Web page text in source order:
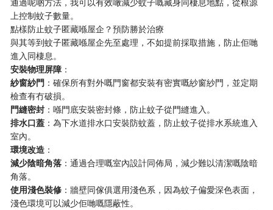
上控制蚊子數量。
點樣防止蚊子匿藏喺屋企？預防勝於治療
與其等到蚊子匿藏喺屋企先至處理，不如提前採取措施，防止佢哋
進入同棲息。
​安裝物理屏障​ ​：
​紗窗紗門​ ​：確保所有對外嘅門窗都安裝有密實嘅紗窗紗門，並定期
檢查有冇破損。
​門縫密封​ ​：喺門底安裝密封條，防止蚊子從門縫進入。
​排水口蓋​ ​：為下水道排水口安裝防蚊蓋，防止蚊子從排水系統進入
室內。
​環境改造​ ​：
​減少陰暗角落​ ​：通過合理嘅室內設計同佈局，減少難以清潔嘅陰暗
角落。
​使用淺色裝修​ ​：牆壁同傢俱選用淺色系，因為蚊子偏愛深色表面，
淺色環境可以減少佢哋嘅隱蔽性。